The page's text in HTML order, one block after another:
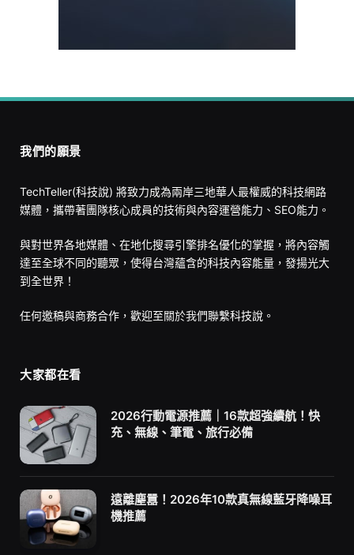
我們的願景
TechTeller(科技說) 將致力成為兩岸三地華人最權威的科技網路
媒體，攜帶著團隊核心成員的技術與內容運營能力、SEO能力。
與對世界各地媒體、在地化搜尋引擎排名優化的掌握，將內容觸
達至全球不同的聽眾，使得台灣蘊含的科技內容能量，發揚光大
到全世界！
任何邀稿與商務合作，歡迎至關於我們聯繫科技說。
大家都在看
2026行動電源推薦｜16款超強續航！快
充、無線、筆電、旅行必備
遠離塵囂！2026年10款真無線藍牙降噪耳
機推薦